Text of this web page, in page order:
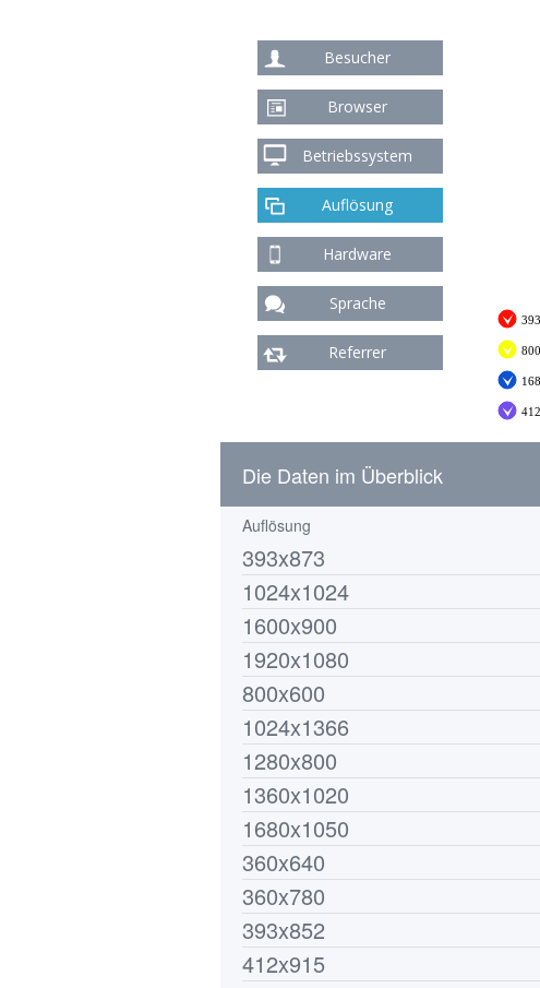
Besucher
Browser
Betriebssystem
Auflösung
Hardware
Sprache
Referrer
Die Daten im Überblick
Auflösung
393x873
1024x1024
1600x900
1920x1080
800x600
1024x1366
1280x800
1360x1020
1680x1050
360x640
360x780
393x852
412x915